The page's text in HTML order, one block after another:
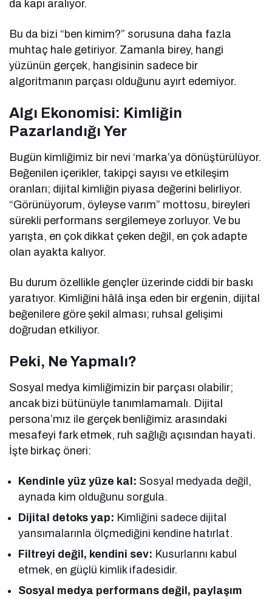
da kapı aralıyor.
Bu da bizi “ben kimim?” sorusuna daha fazla
muhtaç hale getiriyor. Zamanla birey, hangi
yüzünün gerçek, hangisinin sadece bir
algoritmanın parçası olduğunu ayırt edemiyor.
Algı Ekonomisi: Kimliğin
Pazarlandığı Yer
Bugün kimliğimiz bir nevi ‘marka’ya dönüştürülüyor.
Beğenilen içerikler, takipçi sayısı ve etkileşim
oranları; dijital kimliğin piyasa değerini belirliyor.
“Görünüyorum, öyleyse varım” mottosu, bireyleri
sürekli performans sergilemeye zorluyor. Ve bu
yarışta, en çok dikkat çeken değil, en çok adapte
olan ayakta kalıyor.
Bu durum özellikle gençler üzerinde ciddi bir baskı
yaratıyor. Kimliğini hâlâ inşa eden bir ergenin, dijital
beğenilere göre şekil alması; ruhsal gelişimi
doğrudan etkiliyor.
Peki, Ne Yapmalı?
Sosyal medya kimliğimizin bir parçası olabilir;
ancak bizi bütünüyle tanımlamamalı. Dijital
persona’mız ile gerçek benliğimiz arasındaki
mesafeyi fark etmek, ruh sağlığı açısından hayati.
İşte birkaç öneri:
Kendinle yüz yüze kal: Sosyal medyada değil,
aynada kim olduğunu sorgula.
Dijital detoks yap: Kimliğini sadece dijital
yansımalarınla ölçmediğini kendine hatırlat.
Filtreyi değil, kendini sev: Kusurlarını kabul
etmek, en güçlü kimlik ifadesidir.
Sosyal medya performans değil, paylaşım